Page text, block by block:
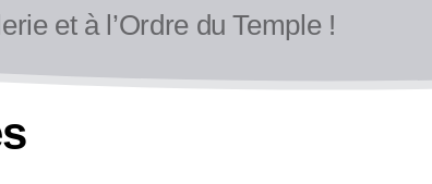
et à l’Ordre du Temple !